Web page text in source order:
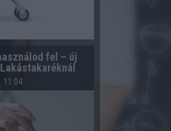
fel – új
11:04